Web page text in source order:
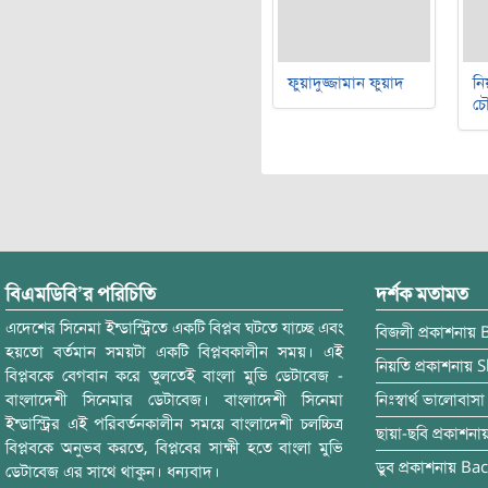
ফুয়াদুজ্জামান ফুয়াদ
বিএমডিবি’র পরিচিতি
এদেশের সিনেমা ইন্ডাস্ট্রিতে একটি বিপ্লব ঘটতে যাচ্ছে এবং
হয়তো বর্তমান সময়টা একটি বিপ্লবকালীন সময়। এই
বিপ্লবকে বেগবান করে তুলতেই বাংলা মুভি ডেটাবেজ -
বাংলাদেশী সিনেমার ডেটাবেজ। বাংলাদেশী সিনেমা
ইন্ডাস্ট্রির এই পরিবর্তনকালীন সময়ে বাংলাদেশী চলচ্চিত্র
বিপ্লবকে অনুভব করতে, বিপ্লবের সাক্ষী হতে বাংলা মুভি
ডেটাবেজ এর সাথে থাকুন। ধন্যবাদ।
দর্শক মতামত
বিজলী প্রকাশনায়
নিয়তি প্রকাশনায়
নিঃস্বার্থ ভালোবাসা
ছায়া-ছবি
ডুব প্রকাশনায়